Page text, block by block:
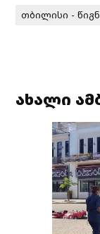
თბილისი -
ახალი